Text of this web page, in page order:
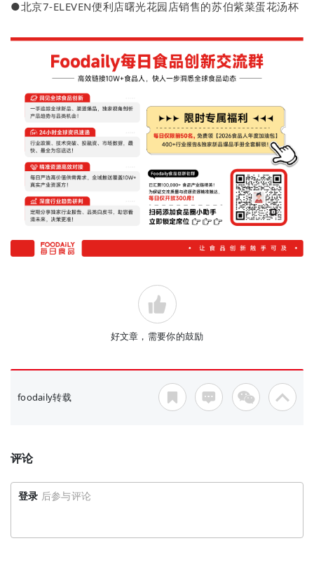
●北京7-ELEVEN便利店曙光花园店销售的苏伯紫菜蛋花汤杯
好文章，需要你的鼓励
foodaily转载
评论
登录 后参与评论